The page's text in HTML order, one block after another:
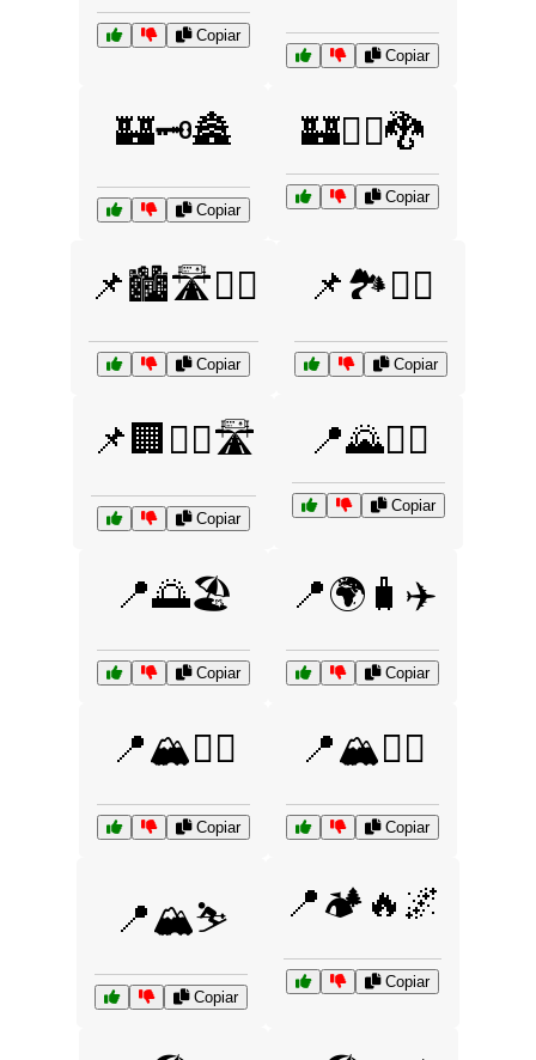
Copiar
Copiar
🏰🗝️🏯
Copiar
🏰🧙‍♂️🐉
Copiar
📌🏙️🛣️🚶‍♂️
Copiar
📌🏞️🚴‍♂️
Copiar
📌🏢🚶‍♂️🛣️
Copiar
📍🌄🚶‍♀️
Copiar
📍🌅🏖️
Copiar
📍🌍🧳✈️
Copiar
📍🏔️🚶‍♂️
Copiar
📍🏔️🧗‍♂️
Copiar
📍🏔️⛷️
Copiar
📍🏕️🔥🌌
Copiar